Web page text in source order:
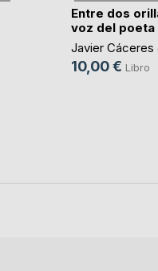
Entre dos
voz del poeta
Javier Cáceres
10,00 € Libro